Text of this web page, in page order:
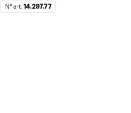
N° art. 14.297.77